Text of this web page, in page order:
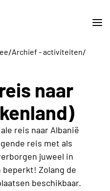
/Archief - activiteiten/
naar
reis naar Albanië
reis met als
juweel in
beperkt! Zolang de
beschikbaar.